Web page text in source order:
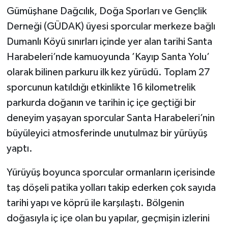
Gümüşhane Dağcılık, Doğa Sporları ve Gençlik
Derneği (GÜDAK) üyesi sporcular merkeze bağlı
Dumanlı Köyü sınırları içinde yer alan tarihi Santa
Harabeleri’nde kamuoyunda ’Kayıp Santa Yolu’
olarak bilinen parkuru ilk kez yürüdü. Toplam 27
sporcunun katıldığı etkinlikte 16 kilometrelik
parkurda doğanın ve tarihin iç içe geçtiği bir
deneyim yaşayan sporcular Santa Harabeleri’nin
büyüleyici atmosferinde unutulmaz bir yürüyüş
yaptı.
Yürüyüş boyunca sporcular ormanların içerisinde
taş döşeli patika yolları takip ederken çok sayıda
tarihi yapı ve köprü ile karşılaştı. Bölgenin
doğasıyla iç içe olan bu yapılar, geçmişin izlerini